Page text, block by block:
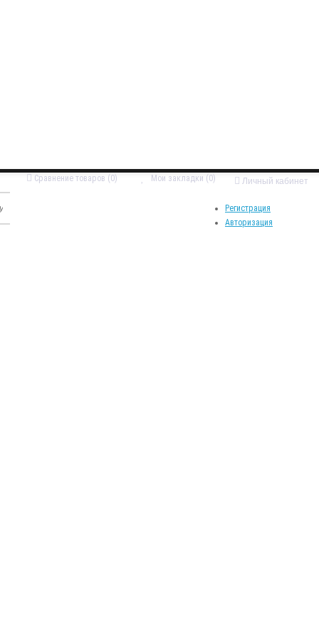
Личный кабинет
Регистрация
Авторизация
Мои закладки (0)
Сравнение товаров (0)